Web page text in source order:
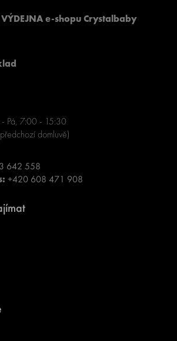
VÝDEJNA e-shopu Crystalbaby
- Pá, 7:00 - 15:30
domluvě)
642 558
+420 608 471 908